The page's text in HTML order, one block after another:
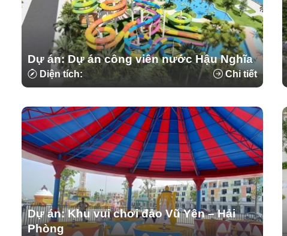
Dự án: Dự án công viên nước Hậu Nghĩa
Diện tích: Chi tiết
Dự án: Khu vui chơi đảo Vũ Yên – Hải
Phòng